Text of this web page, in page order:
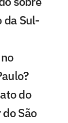
da Sul-
do
São